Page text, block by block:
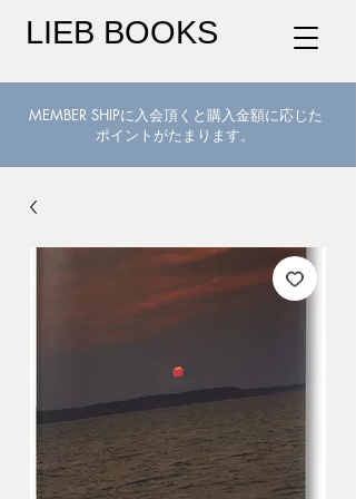
LIEB BOOKS
MEMBER SHIPに入会頂くと購入金額に応じた
ポイントがたまります。